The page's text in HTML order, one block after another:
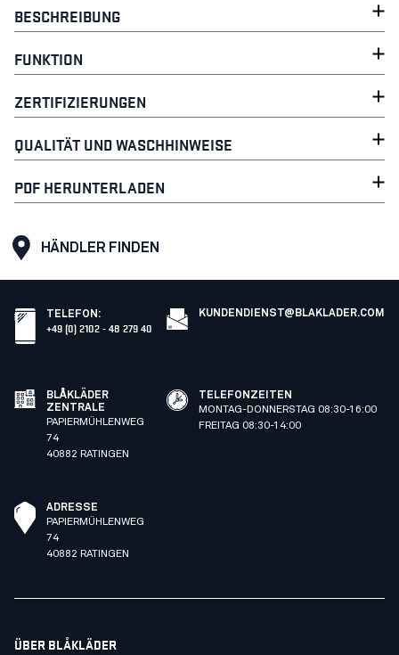
BESCHREIBUNG
FUNKTION
ZERTIFIZIERUNGEN
QUALITÄT UND WASCHHINWEISE
PDF HERUNTERLADEN
HÄNDLER FINDEN
TELEFON :
+49 (0) 2102 - 48 279 40
KUNDENDIENST@BLAKLADER.COM
BLÅKLÄDER
ZENTRALE
PAPIERMÜHLENWEG
74
40882 RATINGEN
TELEFONZEITEN
MONTAG-DONNERSTAG 08:30-16:00
FREITAG 08:30-14:00
ADRESSE
PAPIERMÜHLENWEG
74
40882 RATINGEN
ÜBER BLÅKLÄDER